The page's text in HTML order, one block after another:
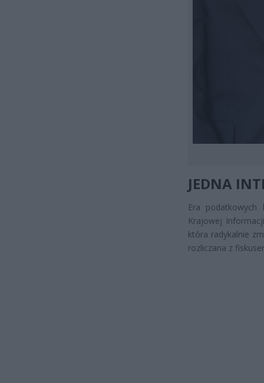
JEDNA
Era podatkowych
Krajowej
która radykalnie
rozliczana z